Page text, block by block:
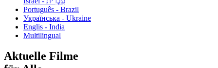
Português - Brazil
Українська - Ukraine
Englis - India
Multilingual
Aktuelle Filme